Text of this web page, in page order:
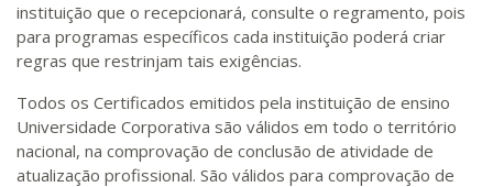
instituição que o recepcionará, consulte o regramento, pois
para programas específicos cada instituição poderá criar
regras que restrinjam tais exigências.
Todos os Certificados emitidos pela instituição de ensino
Universidade Corporativa são válidos em todo o território
nacional, na comprovação de conclusão de atividade de
atualização profissional. São válidos para comprovação de